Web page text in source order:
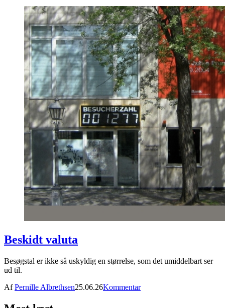
Beskidt valuta
Besøgstal er ikke så uskyldig en størrelse, som det umiddelbart ser
ud til.
AfPernille Albrethsen25.06.26Kommentar